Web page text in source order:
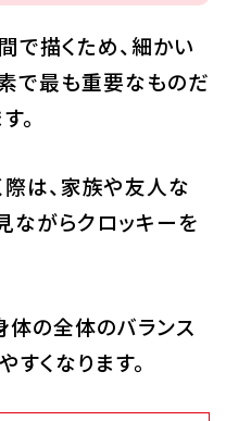
描くため、細かい
で最も重要なものだ
。
際は、家族や友人な
ながらクロッキーを
体の全体のバランス
くなります。